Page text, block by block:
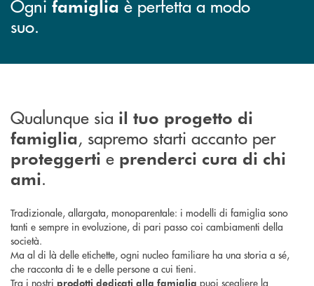
Ogni famiglia è perfetta a modo
suo.
Qualunque sia il tuo progetto di
famiglia, sapremo starti accanto per
proteggerti e prenderci cura di chi
ami.
Tradizionale, allargata, monoparentale: i modelli di famiglia sono
tanti e sempre in evoluzione, di pari passo coi cambiamenti della
società.
Ma al di là delle etichette, ogni nucleo familiare ha una storia a sé,
che racconta di te e delle persone a cui tieni.
Tra i nostri prodotti dedicati alla famiglia puoi scegliere la